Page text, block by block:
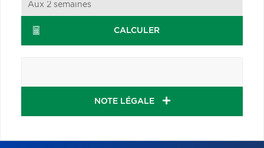
CALCULER
NOTE LÉGALE